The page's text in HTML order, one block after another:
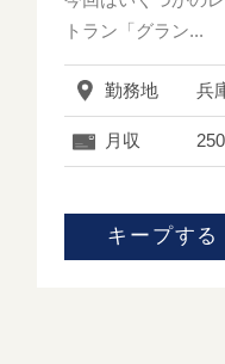
トラン「グラン...
勤務地 兵
月収
キープする